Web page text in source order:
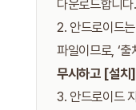
다운로드합니다.
2. 안드로이드
파일이므로, ‘
무시하고 [설
3. 안드로이드